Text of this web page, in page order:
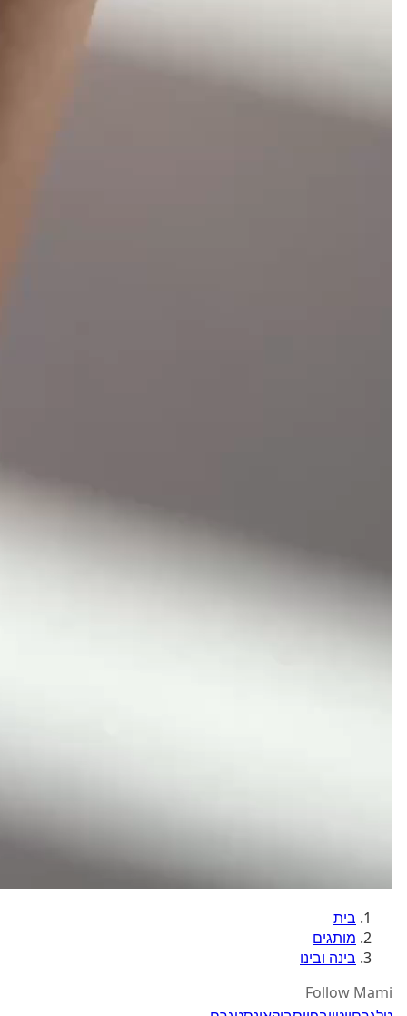
בית
מותגים
בינה ובינו
Follow Mami